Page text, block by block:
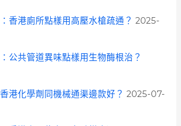
香港廁所點樣用高壓水槍疏通？ 2025-
公共管道異味點樣用生物酶根治？
港化學劑同機械通渠邊款好？ 2025-07-